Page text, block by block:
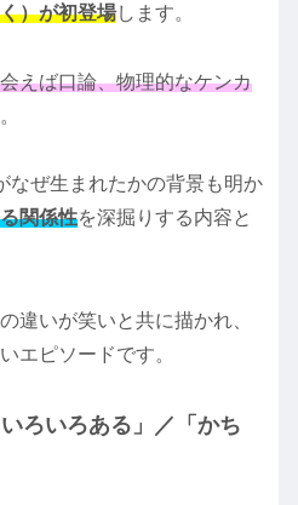
）が初登場します。
会えば口論、物理的なケンカ
。
なぜ生まれたかの背景も明か
関係性を深掘りする内容と
違いが笑いと共に描かれ、
エピソードです。
ろいろある」／「かち